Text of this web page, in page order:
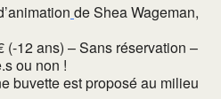
deShea Wageman,
(-12 ans) – Sans réservation –
ou non !
buvette est proposé au milieu